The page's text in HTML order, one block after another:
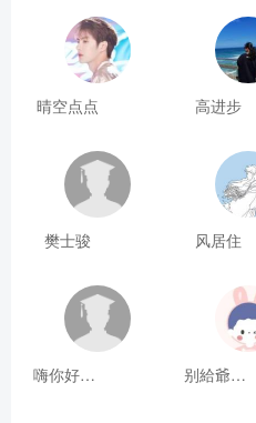
晴空点点 高进步
樊士骏 风居住
嗨你好8mm 别給爺装纯